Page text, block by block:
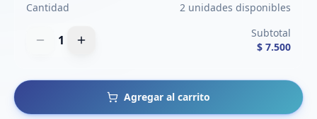
Cantidad 2 unidades disponibles
1
Subtotal
$ 7.500
Agregar al carrito